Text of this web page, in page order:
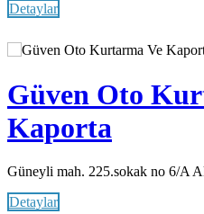
Detaylar
Güven Oto
Kaporta
Güneyli mah. 225.sokak no 6/A
Detaylar